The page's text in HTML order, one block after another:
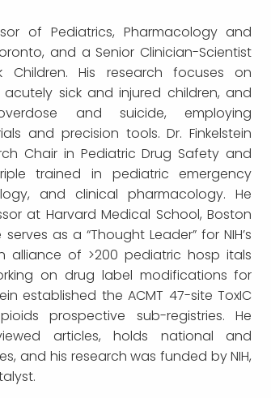
of Pediatrics, Pharmacology and
and a Senior Clinician-Scientist
His research focuses on
sick and injured children, and
and suicide, employing
and precision tools. Dr. Finkelstein
Chair in Pediatric Drug Safety and
trained in pediatric emergency
and clinical pharmacology. He
at Harvard Medical School, Boston
as a “Thought Leader” for NIH’s
alliance of >200 pediatric hosp itals
on drug label modifications for
established the ACMT 47-site ToxIC
prospective sub-registries. He
articles, holds national and
and his research was funded by NIH,